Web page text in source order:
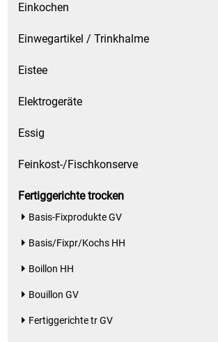
Einkochen
Einwegartikel / Trinkhalme
Eistee
Elektrogeräte
Essig
Feinkost-/Fischkonserve
Fertiggerichte trocken
Basis-Fixprodukte GV
Basis/Fixpr/Kochs HH
Boillon HH
Bouillon GV
Fertiggerichte tr GV